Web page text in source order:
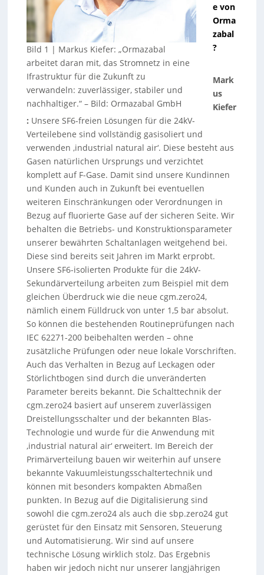
Bild 1 | Markus Kiefer: „Ormazabal
arbeitet daran mit, das Stromnetz in eine
Ifrastruktur für die Zukunft zu
verwandeln: zuverlässiger, stabiler und
nachhaltiger.“– Bild: Ormazabal GmbH
e von
Orma
zabal
?
Mark
us
Kiefer
: Unsere SF6-freien Lösungen für die 24kV-
Verteilebene sind vollständig gasisoliert und
verwenden ‚industrial natural air‘. Diese besteht aus
Gasen natürlichen Ursprungs und verzichtet
komplett auf F-Gase. Damit sind unsere Kundinnen
und Kunden auch in Zukunft bei eventuellen
weiteren Einschränkungen oder Verordnungen in
Bezug auf fluorierte Gase auf der sicheren Seite. Wir
behalten die Betriebs- und Konstruktionsparameter
unserer bewährten Schaltanlagen weitgehend bei.
Diese sind bereits seit Jahren im Markt erprobt.
Unsere SF6-isolierten Produkte für die 24kV-
Sekundärverteilung arbeiten zum Beispiel mit dem
gleichen Überdruck wie die neue cgm.zero24,
nämlich einem Fülldruck von unter 1,5 bar absolut.
So können die bestehenden Routineprüfungen nach
IEC 62271-200 beibehalten werden – ohne
zusätzliche Prüfungen oder neue lokale Vorschriften.
Auch das Verhalten in Bezug auf Leckagen oder
Störlichtbogen sind durch die unveränderten
Parameter bereits bekannt. Die Schalttechnik der
cgm.zero24 basiert auf unserem zuverlässigen
Dreistellungsschalter und der bekannten Blas-
Technologie und wurde für die Anwendung mit
‚industrial natural air‘ erweitert. Im Bereich der
Primärverteilung bauen wir weiterhin auf unsere
bekannte Vakuumleistungsschaltertechnik und
können mit besonders kompakten Abmaßen
punkten. In Bezug auf die Digitalisierung sind
sowohl die cgm.zero24 als auch die sbp.zero24 gut
gerüstet für den Einsatz mit Sensoren, Steuerung
und Automatisierung. Wir sind auf unsere
technische Lösung wirklich stolz. Das Ergebnis
haben wir jedoch nicht nur unserer langjährigen